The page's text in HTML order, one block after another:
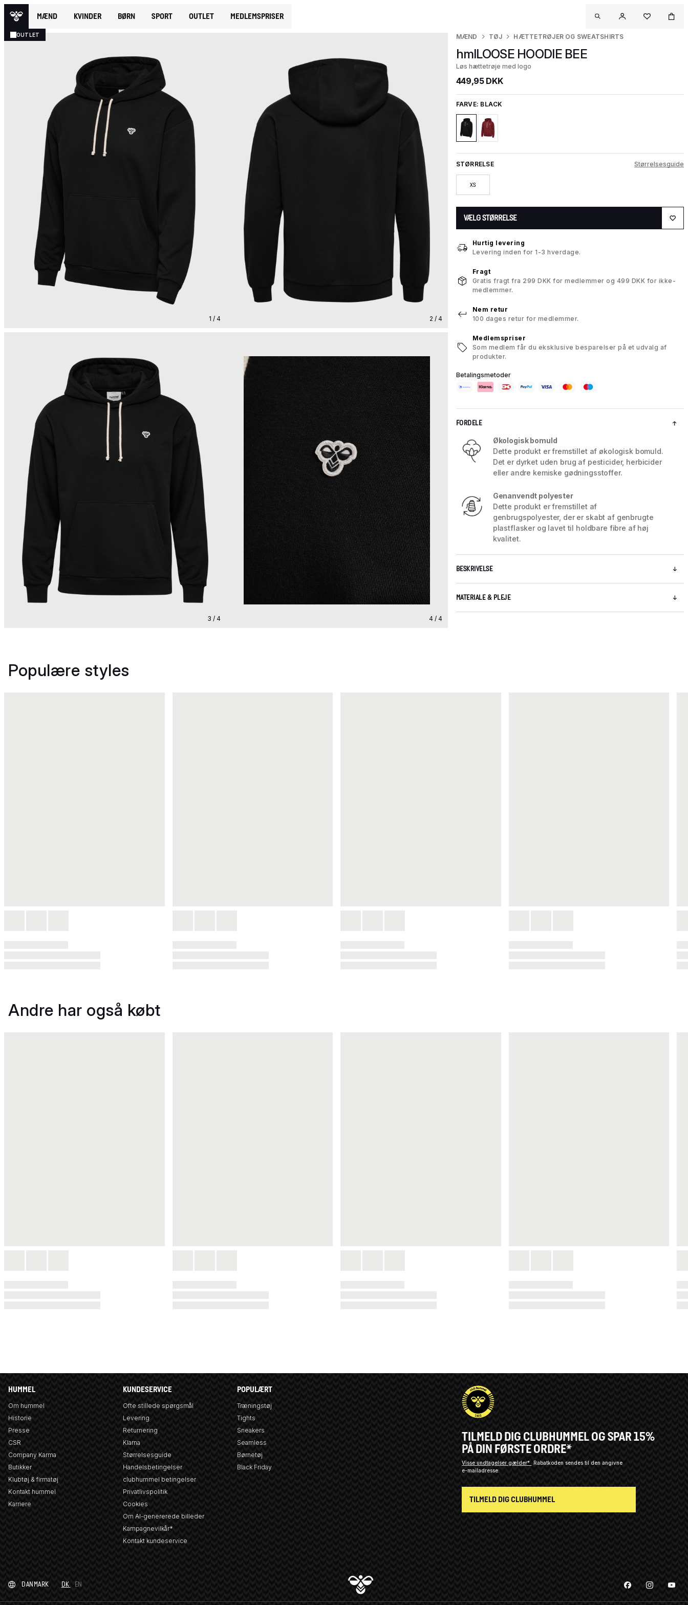
MÆND KVINDER BØRN SPORT OUTLET MEDLEMSPRISER
OUTLET
1 / 4 2 / 4
3 / 4 4 / 4
MÆND TØJ HÆTTETRØJER OG SWEATSHIRTS
hmlLOOSE HOODIE BEE
Løs hættetrøje med logo
449,95 DKK
FARVE: BLACK
STØRRELSE Størrelsesguide
XS
VÆLG STØRRELSE
Hurtig levering
Levering inden for 1-3 hverdage.
Fragt
Gratis fragt fra 299 DKK for medlemmer og 499 DKK for ikke-
medlemmer.
Nem retur
100 dages retur for medlemmer.
Medlemspriser
Som medlem får du eksklusive besparelser på et udvalg af
produkter.
Betalingsmetoder
FORDELE
Økologisk bomuld
Dette produkt er fremstillet af økologisk bomuld.
Det er dyrket uden brug af pesticider, herbicider
eller andre kemiske gødningsstoffer.
Genanvendt polyester
Dette produkt er fremstillet af
genbrugspolyester, der er skabt af genbrugte
plastflasker og lavet til holdbare fibre af høj
kvalitet.
BESKRIVELSE
MATERIALE & PLEJE
Populære styles
Andre har også købt
HUMMEL
Om hummel
Historie
Presse
CSR
Company Karma
Butikker
Klubtøj & firmatøj
Kontakt hummel
Karriere
KUNDESERVICE
Ofte stillede spørgsmål
Levering
Returnering
Klarna
Størrelsesguide
Handelsbetingelser
clubhummel betingelser
Privatlivspolitik
Cookies
Om AI-genererede billeder
Kampagnevilkår*
Kontakt kundeservice
POPULÆRT
Træningstøj
Tights
Sneakers
Seamless
Børnetøj
Black Friday
TILMELD DIG CLUBHUMMEL OG SPAR 15%
PÅ DIN FØRSTE ORDRE*
Visse undtagelser gælder* Rabatkoden sendes til den angivne
e-mailadresse.
TILMELD DIG CLUBHUMMEL
DANMARK DK EN